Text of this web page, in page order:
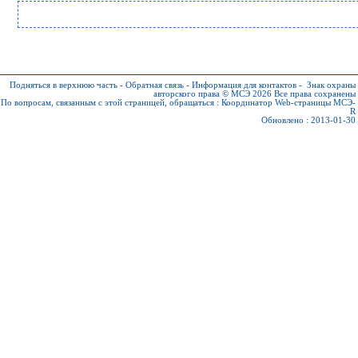
Подняться в верхнюю часть - Обратная связь - Информация для контактов - Знак охраны
авторского права © МСЭ 2026 Все права сохранены
По вопросам, связанным с этой страницей, обращаться : Координатор Web-страницы МСЭ-
R
Обновлено : 2013-01-30